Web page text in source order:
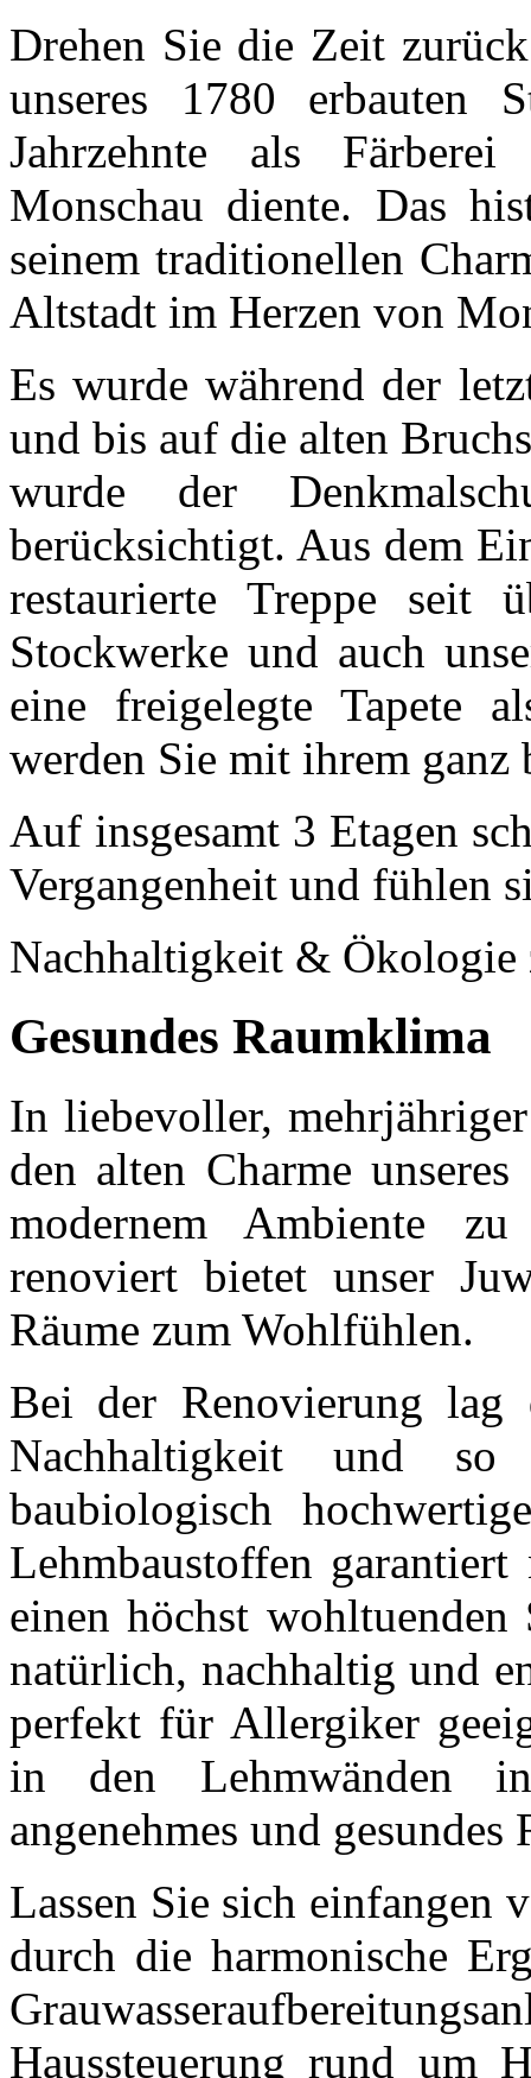
Drehen Sie die Zeit
unseres 1780 erbauten
Jahrzehnte als
Monschau diente. Das
seinem traditionellen
Altstadt im Herzen von
Es wurde während der
und bis auf die alten
wurde der
berücksichtigt. Aus dem
restaurierte Treppe seit
Stockwerke und auch
eine freigelegte Tapete
werden Sie mit ihrem ganz
Auf insgesamt 3 Etagen
Vergangenheit und fühlen
Nachhaltigkeit & Ökologie
Gesundes Raumklima
In liebevoller,
den alten Charme
modernem Ambiente
renoviert bietet unser
Räume zum Wohlfühlen.
Bei der Renovierung lag
Nachhaltigkeit und
baubiologisch
Lehmbaustoffen
einen höchst
natürlich, nachhaltig und
perfekt für Allergiker
in den Lehmwänden
angenehmes und gesundes
Lassen Sie sich einfangen
durch die harmonische
Haussteuerung rund um